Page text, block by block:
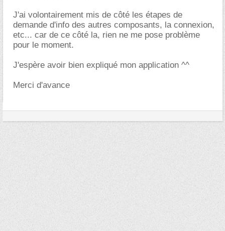
J'ai volontairement mis de côté les étapes de
demande d'info des autres composants, la connexion,
etc... car de ce côté la, rien ne me pose problème
pour le moment.
J'espère avoir bien expliqué mon application ^^
Merci d'avance